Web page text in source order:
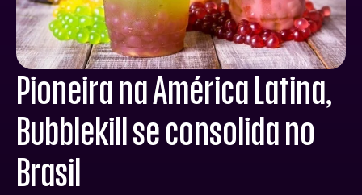
Pioneira na América Latina,
Bubblekill se consolida no
Brasil